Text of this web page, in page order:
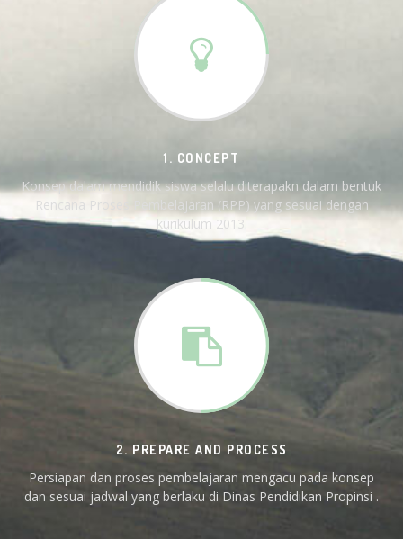
1. CONCEPT
Konsep dalam mendidik siswa selalu diterapakn dalam bentuk
Rencana Proses Pembelajaran (RPP) yang sesuai dengan
kurikulum 2013.
2. PREPARE AND PROCESS
Persiapan dan proses pembelajaran mengacu pada konsep
dan sesuai jadwal yang berlaku di Dinas Pendidikan Propinsi .